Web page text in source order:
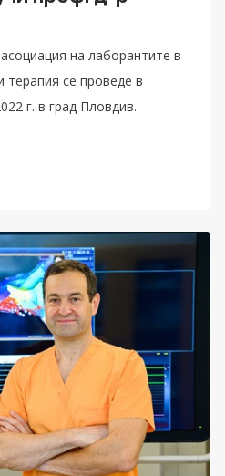
на лаборантите в
терапия се проведе в
г. в град Пловдив.